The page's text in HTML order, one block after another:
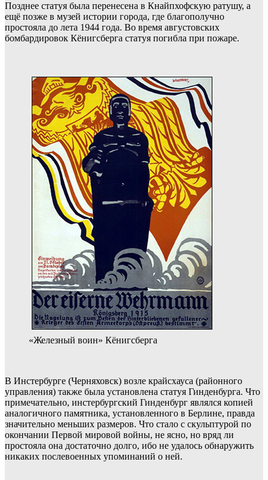
Позднее статуя была перенесена в Кнайпхофскую ратушу, а
ещё позже в музей истории города, где благополучно
простояла до лета 1944 года. Во время августовских
бомбардировок Кёнигсберга статуя погибла при пожаре.
«Железный воин» Кёнигсберга
В Инстербурге (Черняховск) возле крайсхауса (районного
управления) также была установлена статуя Гинденбурга. Что
примечательно, инстербургский Гинденбург являлся копией
аналогичного памятника, установленного в Берлине, правда
значительно меньших размеров. Что стало с скульптурой по
окончании Первой мировой войны, не ясно, но вряд ли
простояла она достаточно долго, ибо не удалось обнаружить
никаких послевоенных упоминаний о ней.